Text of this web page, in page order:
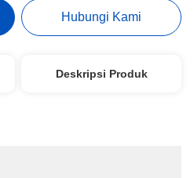
Hubungi Kami
Deskripsi Produk